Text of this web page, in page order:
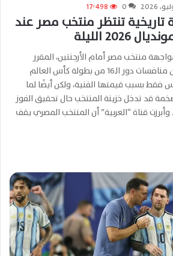
0 17٬498
تاريخية تنتظر منتخب مصر عند
الليلة
منتخب مصر أمام الأرجنتين، المقرر
إقامتها مساء الثلاثاء ضمن منافسات دور الـ16 من بطولة كأس العالم
ليس فقط بسبب قيمتها الفنية، ولكن أيضًا لما
قد تدخل خزينة المنتخب حال تحقيق الفوز
قناة “العربية” أن المنتخب المصري يقف